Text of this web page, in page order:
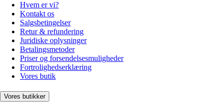
Hvem er vi?
Kontakt os
Salgsbetingelser
Retur & refundering
Juridiske oplysninger
Betalingsmetoder
Priser og forsendelsesmuligheder
Fortrolighedserklæring
Vores butik
Vores butikker